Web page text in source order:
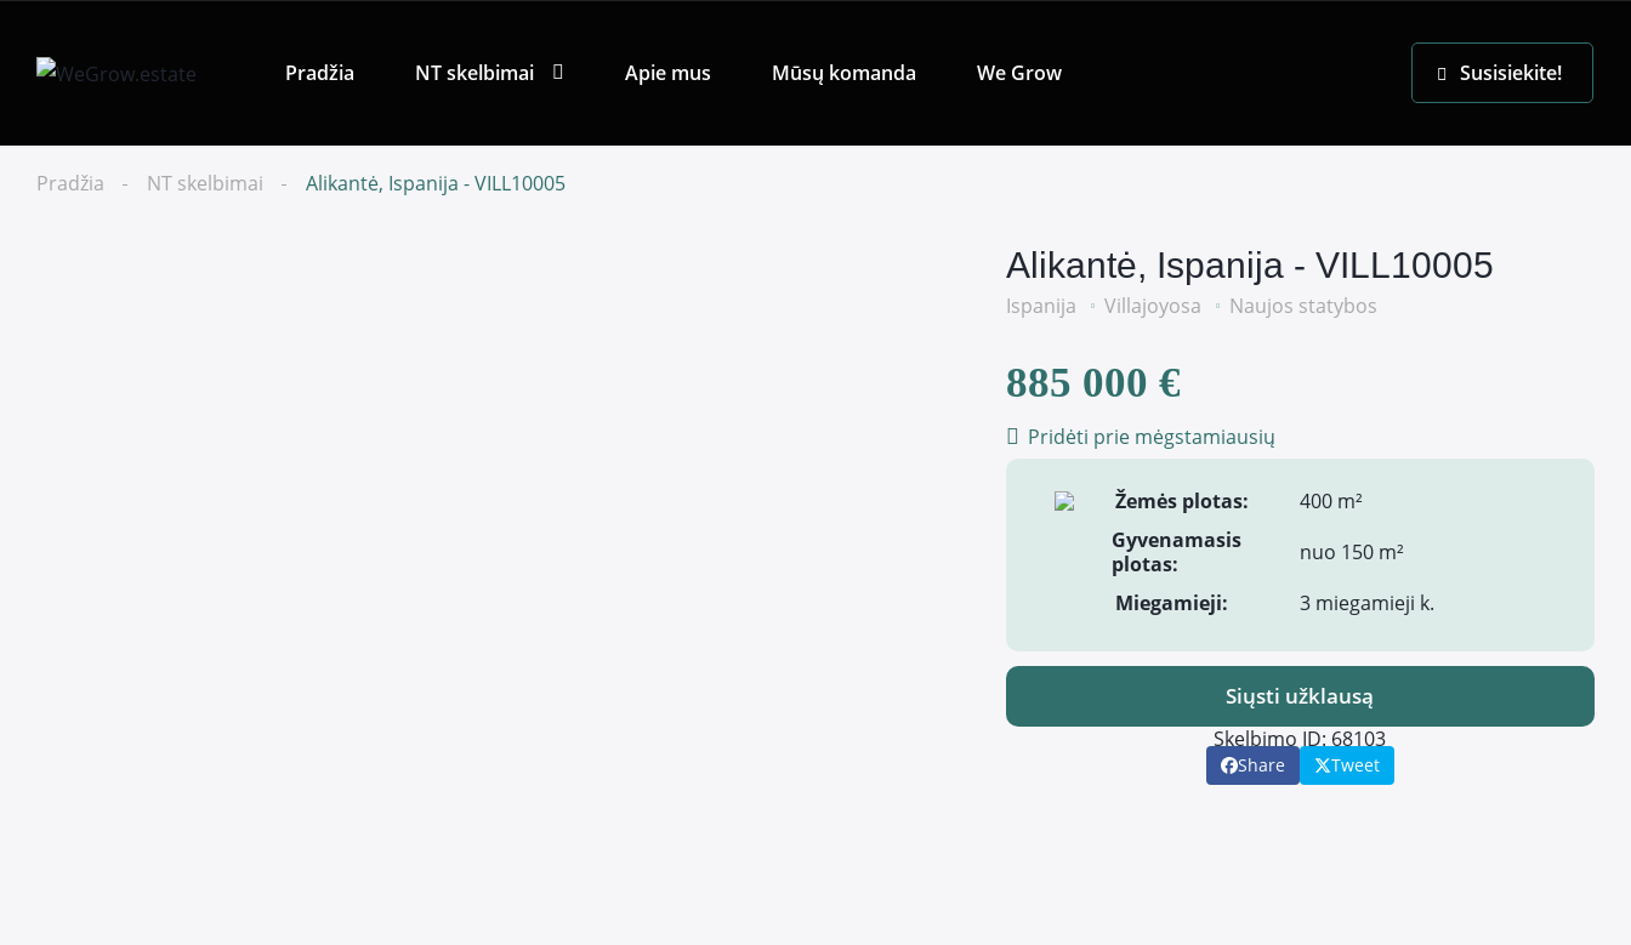
Pradžia NT skelbimai Apie mus Mūsų komanda We Grow Susisiekite!
Pradžia NT skelbimai Alikantė, Ispanija - VILL10005
Alikantė, Ispanija - VILL10005
Ispanija Villajoyosa Naujos statybos
885 000 €
Pridėti prie mėgstamiausių
Žemės plotas:
400 m²
Gyvenamasis
plotas:
nuo 150 m²
Miegamieji:
3 miegamieji k.
Siųsti užklausą
Skelbimo ID: 68103
Share Tweet